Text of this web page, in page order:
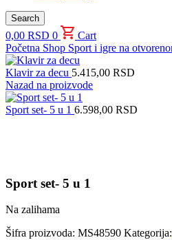
Search
0,00 RSD 0
Cart
Početna Shop Sport i igre na
Klavir za decu 5.415,00 RSD
Nazad na proizvode
Sport set- 5 u 1 6.598,00 RSD
Sport set- 5 u 1
Na zalihama
Šifra proizvoda: MS48590 Kategorija: